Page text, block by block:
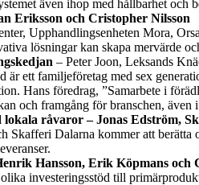
även ihop med hållbarhet och
Eriksson och Cristopher Nilsson
Upphandlingsenheten Mora,
lösningar kan skapa mervärde
– Peter Joon, Leksands
ärett familjeföretag med sex
Hans föredrag, ”Samarbete i
och framgång för branschen, även
lokala råvaror –Jonas Edström,
Skafferi Dalarna kommer att
Hansson, Erik Köpmans och
investeringsstöd till